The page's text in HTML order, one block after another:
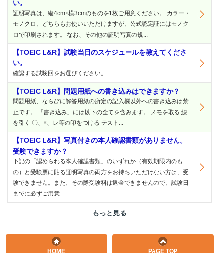
い。
証明写真は、縦4cm×横3cmのものを1枚ご用意ください。 カラー・
モノクロ、どちらもお使いいただけますが、公式認定証にはモノク
ロで印刷されます。 なお、その他の証明写真の規...
【TOEIC L&R】試験当日のスケジュールを教えてくださ
い。
確認する試験回をお選びください。
【TOEIC L&R】問題用紙への書き込みはできますか？
問題用紙、ならびに解答用紙の所定の記入欄以外への書き込みは禁
止です。 「書き込み」には以下の全てを含みます。 メモを取る 線
を引く 〇、×、レ等の印をつける テスト...
【TOEIC L&R】写真付きの本人確認書類がありません。
受験できますか？
下記の「認められる本人確認書類」のいずれか（有効期限内のも
の）と受験票に貼る証明写真の両方をお持ちいただけない方は、受
験できません。また、その際受験料は返金できませんので、試験日
までに必ずご用意...
もっと見る
HOME PAGE TOP